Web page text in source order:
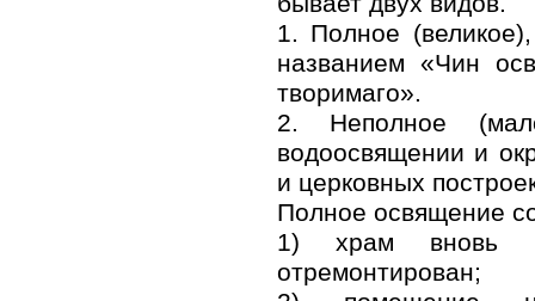
1. Полное
названием «Чин
творимаго».
2. Неполное
водоосвящении и
и церковных
Полное освящение
1) храм вновь
отремонтирован;